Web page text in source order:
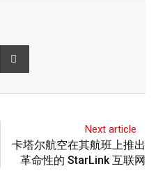
Next article
卡塔尔航空在其航班上推出
革命性的 StarLink 互联网